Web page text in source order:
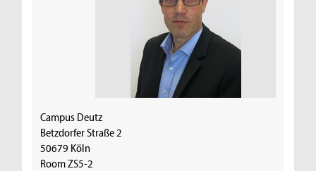
Campus Deutz
Betzdorfer Straße 2
50679 Köln
Room ZS5-2